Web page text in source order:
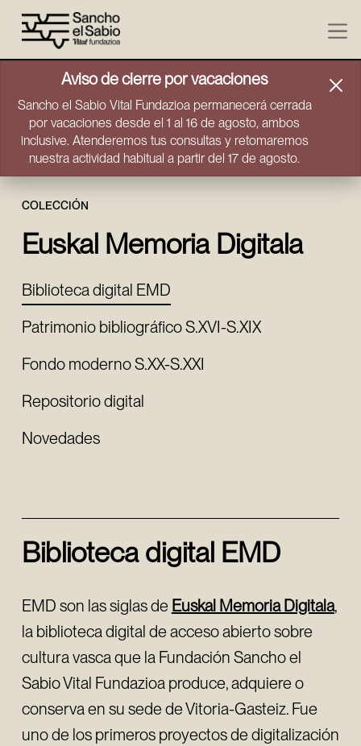
Ir directamente al contenido
Aviso de cierre por vacaciones
Sancho el Sabio Vital Fundazioa permanecerá cerrada
por vacaciones desde el 1 al 16 de agosto, ambos
inclusive. Atenderemos tus consultas y retomaremos
nuestra actividad habitual a partir del 17 de agosto.
COLECCIÓN
Euskal Memoria Digitala
Biblioteca digital EMD
Patrimonio bibliográfico S.XVI-S.XIX
Fondo moderno S.XX-S.XXI
Repositorio digital
Novedades
Biblioteca digital EMD
EMD son las siglas de Euskal Memoria Digitala,
la biblioteca digital de acceso abierto sobre
cultura vasca que la Fundación Sancho el
Sabio Vital Fundazioa produce, adquiere o
conserva en su sede de Vitoria-Gasteiz. Fue
uno de los primeros proyectos de digitalización